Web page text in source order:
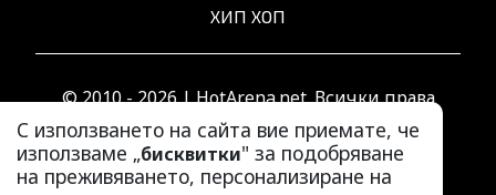
С използването на сайта вие приемате, че
използваме „бисквитки" за подобряване
на преживяването, персонализиране на
ХИП ХОП
© 2010 - 2026 | HotArena.net. Всички права
запазени.
РЕКЛАМА